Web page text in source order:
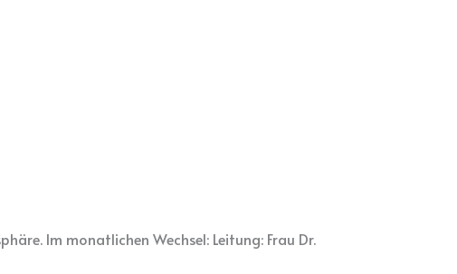
Im monatlichen Wechsel: Leitung: Frau Dr.